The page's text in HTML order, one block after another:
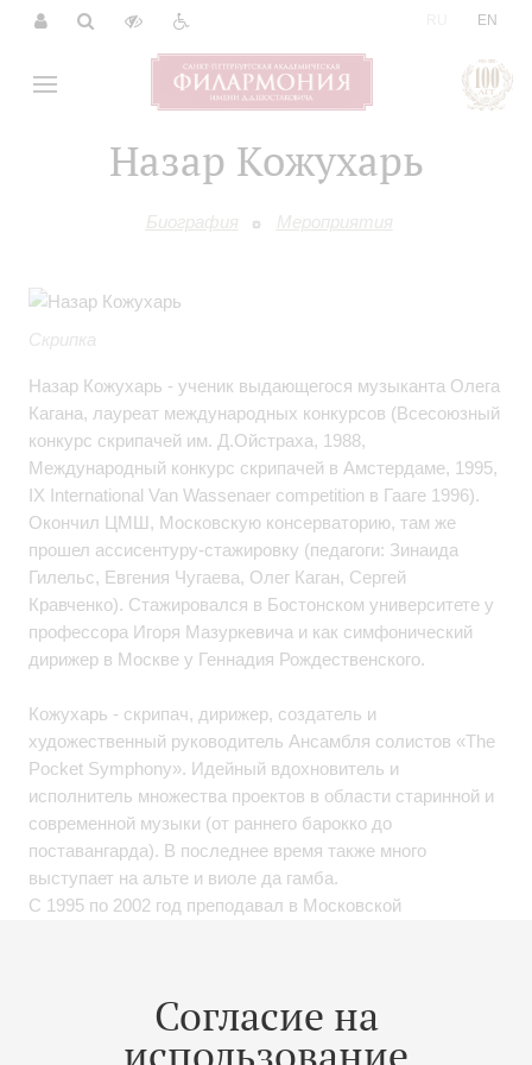
EN
Назар Кожухарь
Биография Мероприятия
Согласие на
Скрипка
Назар Кожухарь - ученик выдающегося музыканта Олега
Кагана, лауреат международных конкурсов (Всесоюзный
конкурс скрипачей им. Д.Ойстраха, 1988,
Международный конкурс скрипачей в Амстердаме, 1995,
IX International Van Wassenaer сompetition в Гааге 1996).
Окончил ЦМШ, Московскую консерваторию, там же
прошел ассисентуру-стажировку (педагоги: Зинаида
Гилельс, Евгения Чугаева, Олег Каган, Сергей
Кравченко). Стажировался в Бостонском университете у
профессора Игоря Мазуркевича и как симфонический
дирижер в Москве у Геннадия Рождественского.
Кожухарь - скрипач, дирижер, создатель и
художественный руководитель Ансамбля солистов «The
Pocket Symphony». Идейный вдохновитель и
исполнитель множества проектов в области старинной и
современной музыки (от раннего барокко до
поставангарда). В последнее время также много
выступает на альте и виоле да гамба.
С 1995 по 2002 год преподавал в Московской
Алексеем Любимовым. С 1996 - солист Московской